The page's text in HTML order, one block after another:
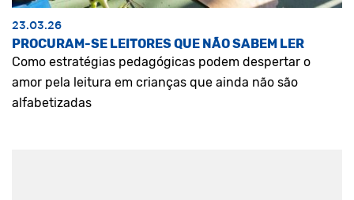
23.03.26
PROCURAM-SE LEITORES QUE NÃO SABEM LER
Como estratégias pedagógicas podem despertar o
amor pela leitura em crianças que ainda não são
alfabetizadas